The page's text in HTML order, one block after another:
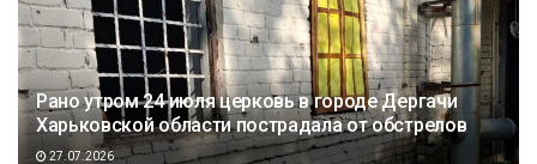
Рано утром 24 июля церковь в городе Дергачи
Харьковской области пострадала от обстрелов
27.07.2026